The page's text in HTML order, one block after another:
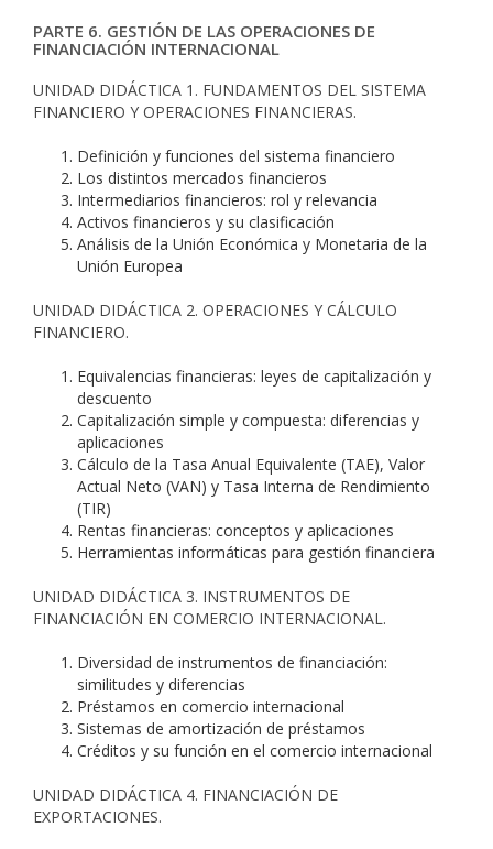
PARTE 6. GESTIÓN DE LAS OPERACIONES DE
FINANCIACIÓN INTERNACIONAL
UNIDAD DIDÁCTICA 1. FUNDAMENTOS DEL SISTEMA
FINANCIERO Y OPERACIONES FINANCIERAS.
Definición y funciones del sistema financiero
Los distintos mercados financieros
Intermediarios financieros: rol y relevancia
Activos financieros y su clasificación
Análisis de la Unión Económica y Monetaria de la
Unión Europea
UNIDAD DIDÁCTICA 2. OPERACIONES Y CÁLCULO
FINANCIERO.
Equivalencias financieras: leyes de capitalización y
descuento
Capitalización simple y compuesta: diferencias y
aplicaciones
Cálculo de la Tasa Anual Equivalente (TAE), Valor
Actual Neto (VAN) y Tasa Interna de Rendimiento
(TIR)
Rentas financieras: conceptos y aplicaciones
Herramientas informáticas para gestión financiera
UNIDAD DIDÁCTICA 3. INSTRUMENTOS DE
FINANCIACIÓN EN COMERCIO INTERNACIONAL.
Diversidad de instrumentos de financiación:
similitudes y diferencias
Préstamos en comercio internacional
Sistemas de amortización de préstamos
Créditos y su función en el comercio internacional
UNIDAD DIDÁCTICA 4. FINANCIACIÓN DE
EXPORTACIONES.